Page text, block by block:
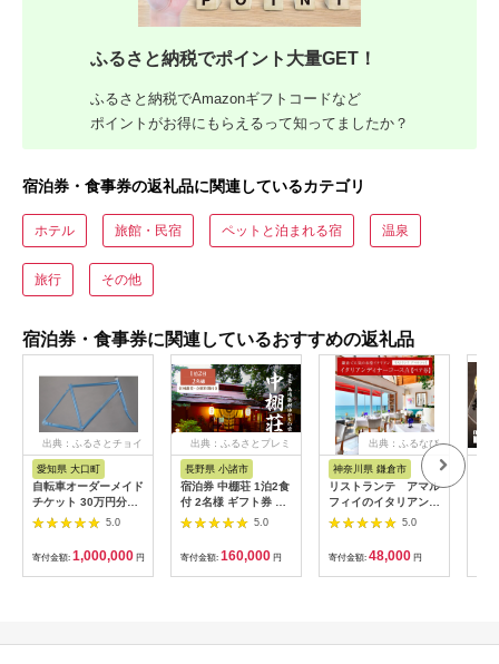
ふるさと納税でポイント大量GET！
ふるさと納税でAmazonギフトコードなど
ポイントがお得にもらえるって知ってましたか？
宿泊券・食事券の返礼品に関連しているカテゴリ
ホテル 旅館・民宿 ペットと泊まれる宿 温泉
旅行 その他
宿泊券・食事券に関連しているおすすめの返礼品
出典：ふるさとチョイ
愛知県 大口町
自転車オーダーメイド
チケット 30万円分
【1360365】
5.0
寄付金額: 1,000,000 円
出典：ふるさとプレミ
長野県 小諸市
宿泊券 中棚荘 1泊2食
付 2名様 ギフト券 チ
ケット 券 宿泊 旅行
5.0
寄付金額: 160,000 円
出典：ふるなび
神奈川県 鎌倉市
リストランテ アマル
フィイのイタリアンデ
ィナーコースA ペア
5.0
寄付金額: 48,000 円